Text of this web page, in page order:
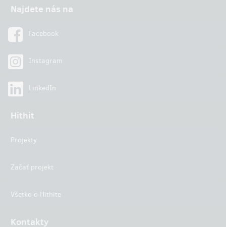
Najdete nás na
Facebook
Instagram
LinkedIn
Hithit
Projekty
Začať projekt
Všetko o Hithite
Kontakty